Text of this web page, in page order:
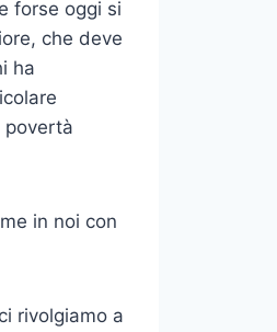
forse oggi si
che deve
ha
povertà
in noi con
rivolgiamo a